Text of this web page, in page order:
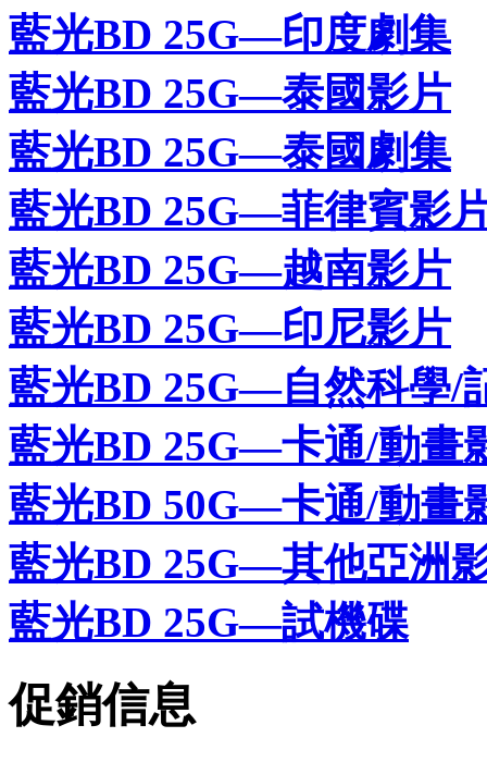
藍光BD 25G—印度劇集
藍光BD 25G—泰國影片
藍光BD 25G—泰國劇集
藍光BD 25G—菲律賓影
藍光BD 25G—越南影片
藍光BD 25G—印尼影片
藍光BD 25G—自然科學/
藍光BD 25G—卡通/動畫
藍光BD 50G—卡通/動畫
藍光BD 25G—其他亞洲
藍光BD 25G—試機碟
促銷信息